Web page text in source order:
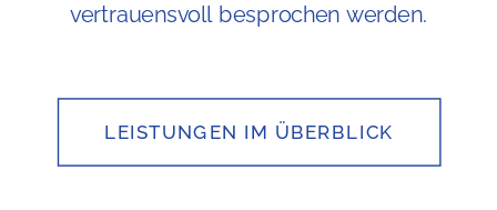
vertrauensvoll besprochen werden.
LEISTUNGEN IM ÜBERBLICK